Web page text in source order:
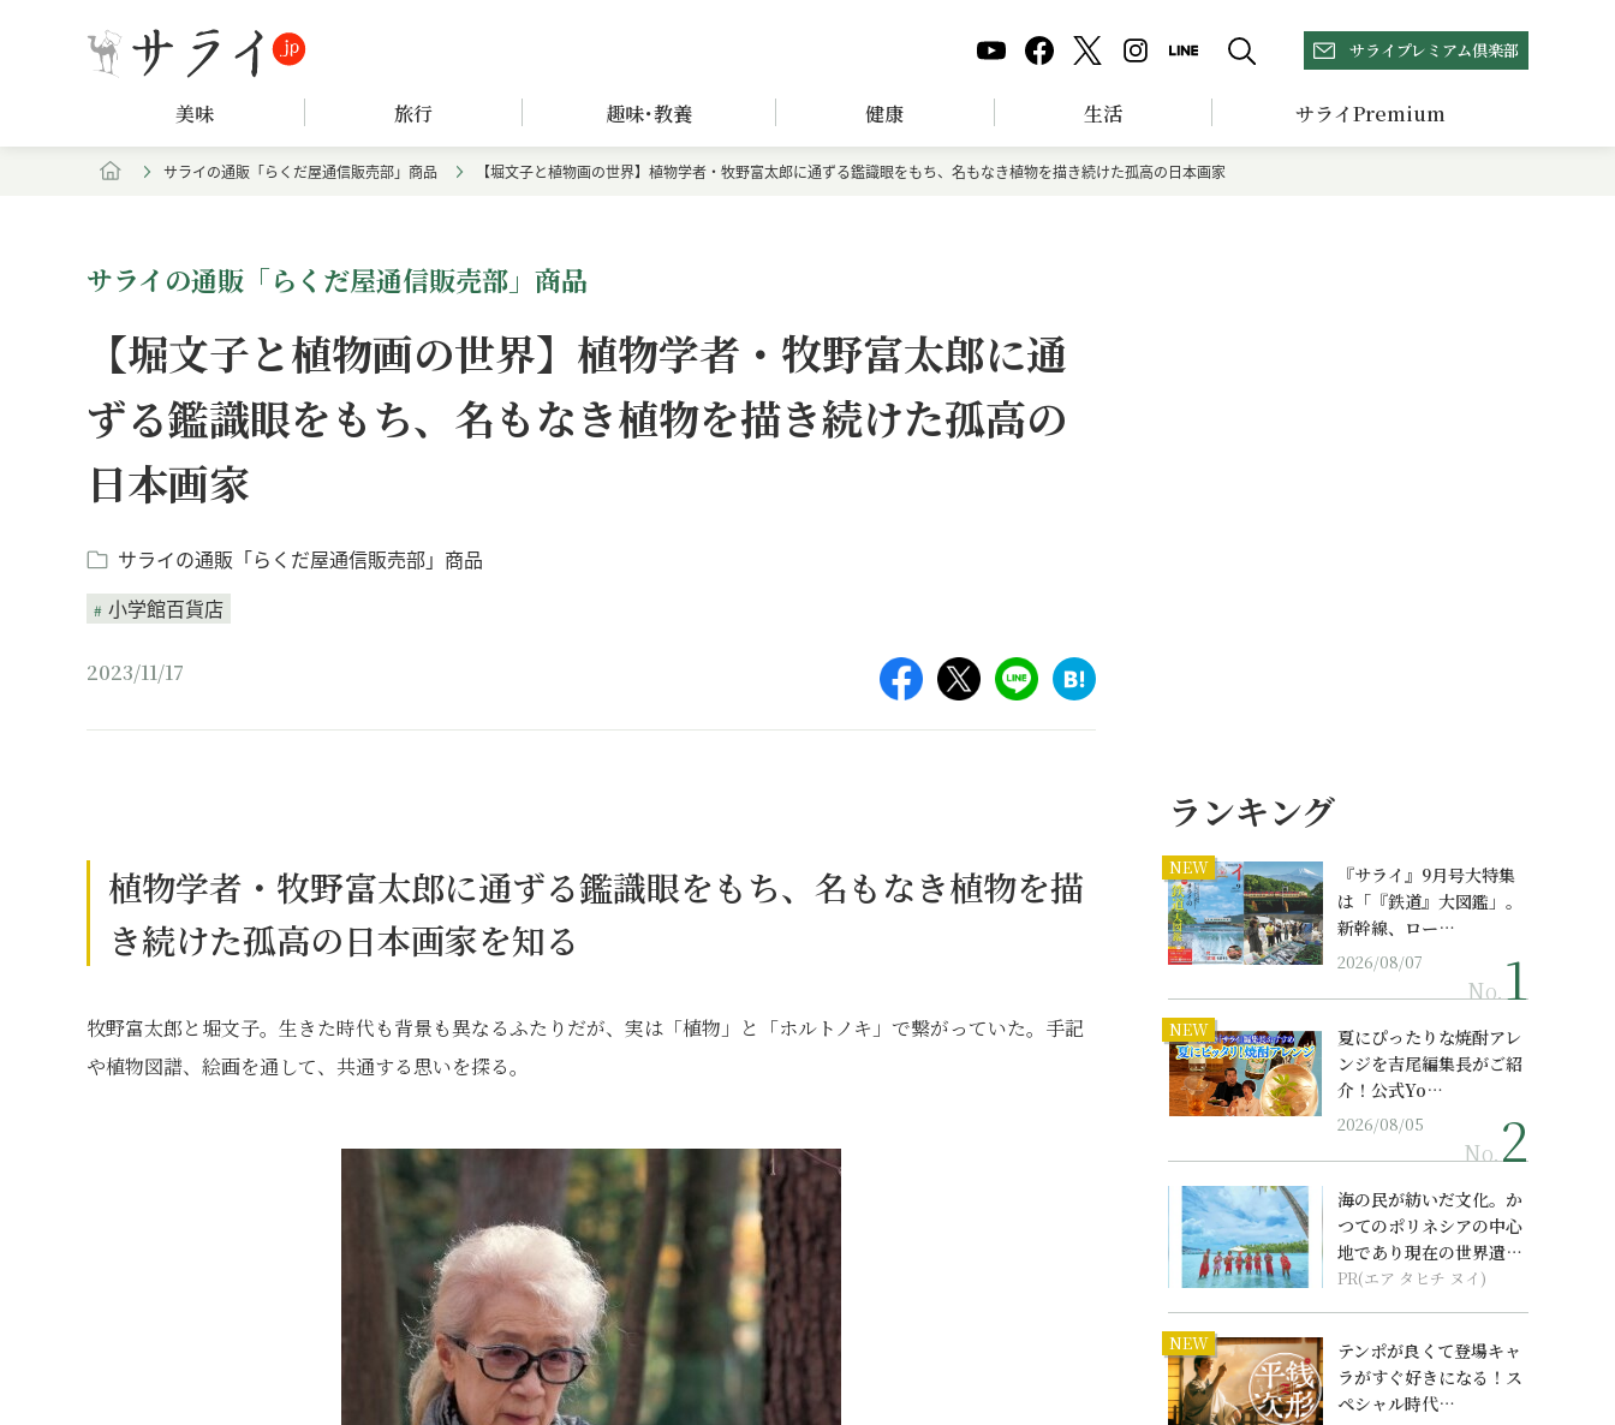
サライプレミアム倶楽部
美味 旅行 趣味･教養 健康 生活 サライPremium
サライの通販「らくだ屋通信販売部」商品 【堀文子と植物画の世界】植物学者・牧野富太郎に通ずる鑑識眼をもち、名もなき植物を描き続けた孤高の日本画家
サライの通販「らくだ屋通信販売部」商品
【堀文子と植物画の世界】植物学者・牧野富太郎に通
ずる鑑識眼をもち、名もなき植物を描き続けた孤高の
日本画家
サライの通販「らくだ屋通信販売部」商品
小学館百貨店
2023/11/17
植物学者・牧野富太郎に通ずる鑑識眼をもち、名もなき植物を描
き続けた孤高の日本画家を知る
牧野富太郎と堀文子。生きた時代も背景も異なるふたりだが、実は「植物」と「ホルトノキ」で繋がっていた。手記
や植物図譜、絵画を通して、共通する思いを探る。
ランキング
NEW
『サライ』9月号大特集
は「『鉄道』大図鑑」。
新幹線、ロー…
2026/08/07
No.
NEW
夏にぴったりな焼酎アレ
ンジを吉尾編集長がご紹
介！公式Yo…
2026/08/05
No.
海の民が紡いだ文化。か
つてのポリネシアの中心
地であり現在の世界遺産
からみえてくる...
PR(エア タヒチ ヌイ)
NEW
テンポが良くて登場キャ
ラがすぐ好きになる！ス
ペシャル時代…